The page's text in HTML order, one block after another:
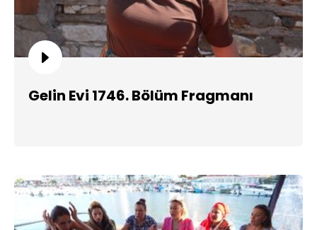
Gelin Evi 1746. Bölüm Fragmanı